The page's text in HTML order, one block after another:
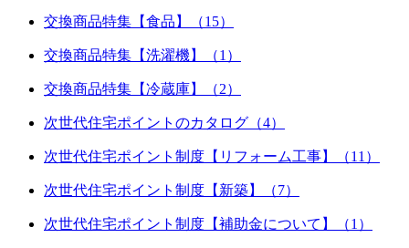
交換商品特集【食品】（15）
交換商品特集【洗濯機】（1）
交換商品特集【冷蔵庫】（2）
次世代住宅ポイントのカタログ（4）
次世代住宅ポイント制度【リフォーム工事】（11）
次世代住宅ポイント制度【新築】（7）
次世代住宅ポイント制度【補助金について】（1）